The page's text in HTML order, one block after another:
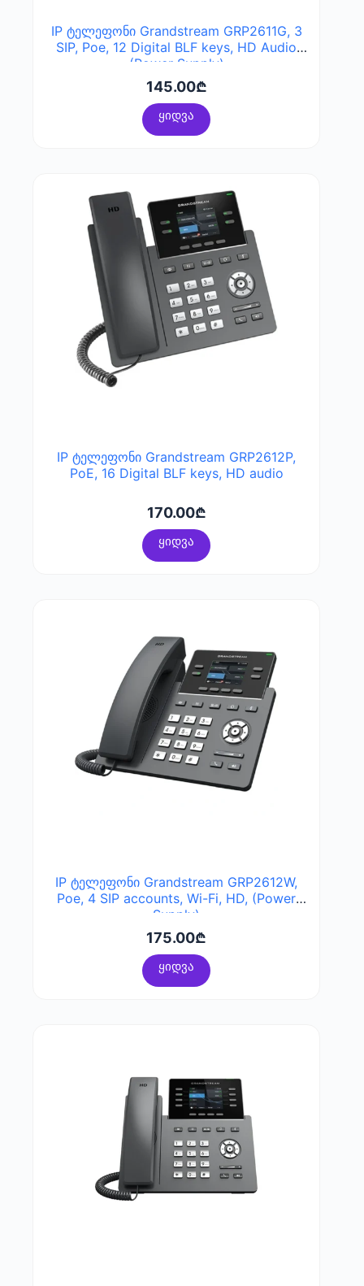
IP ტელეფონი Grandstream GRP2611G, 3
SIP, Poe, 12 Digital BLF keys, HD Audio
(Power Supply)
145.00₾
ყიდვა
IP ტელეფონი Grandstream GRP2612P,
PoE, 16 Digital BLF keys, HD audio
170.00₾
ყიდვა
IP ტელეფონი Grandstream GRP2612W,
Poe, 4 SIP accounts, Wi-Fi, HD, (Power
Supply)
175.00₾
ყიდვა